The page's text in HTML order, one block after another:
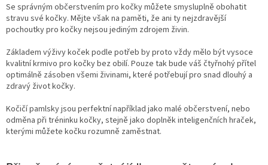
Se správným občerstvením pro kočky můžete smysluplně obohatit
stravu své kočky. Mějte však na paměti, že ani ty nejzdravější
pochoutky pro kočky nejsou jediným zdrojem živin.
Základem výživy koček podle potřeb by proto vždy mělo být vysoce
kvalitní krmivo pro kočky bez obilí. Pouze tak bude váš čtyřnohý přítel
optimálně zásoben všemi živinami, které potřebují pro snad dlouhý a
zdravý život kočky.
Kočičí pamlsky jsou perfektní například jako malé občerstvení, nebo
odměna při tréninku kočky, stejně jako doplněk inteligenčních hraček,
kterými můžete kočku rozumně zaměstnat.